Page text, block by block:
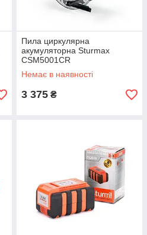
Пила циркулярна
акумуляторна Sturmax
CSM5001CR
Немає в наявності
3 375 ₴